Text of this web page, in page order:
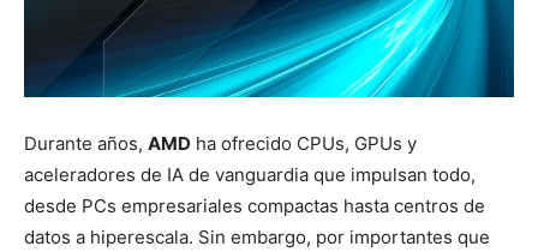
Durante años, AMD ha ofrecido CPUs, GPUs y
aceleradores de IA de vanguardia que impulsan todo,
desde PCs empresariales compactas hasta centros de
datos a hiperescala. Sin embargo, por importantes que